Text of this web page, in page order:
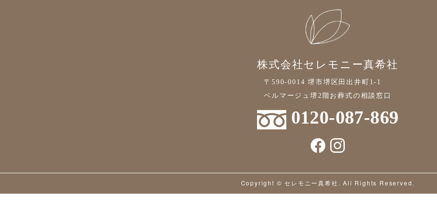
株式会社セレモニー真希社
〒590-0014 堺市堺区田出井町1-1
ベルマージュ堺2階お葬式の相談窓口
0120-087-869
Copyright © セレモニー真希社. All Rights Reserved.